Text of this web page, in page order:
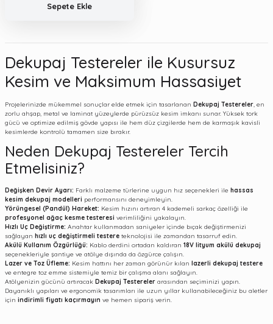
Sepete Ekle
Dekupaj Testereler ile Kusursuz
Kesim ve Maksimum Hassasiyet
Projelerinizde mükemmel sonuçlar elde etmek için tasarlanan Dekupaj Testereler , en
zorlu ahşap, metal ve laminat yüzeylerde pürüzsüz kesim imkanı sunar. Yüksek tork
gücü ve optimize edilmiş gövde yapısı ile hem düz çizgilerde hem de karmaşık kavisli
kesimlerde kontrolü tamamen size bırakır.
Neden Dekupaj Testereler Tercih
Etmelisiniz?
Değişken Devir Ayarı: Farklı malzeme türlerine uygun hız seçenekleri ile hassas
kesim dekupaj modelleri performansını deneyimleyin.
Yörüngesel (Pandül) Hareket: Kesim hızını artıran 4 kademeli sarkaç özelliği ile
profesyonel ağaç kesme testeresi verimliliğini yakalayın.
Hızlı Uç Değiştirme: Anahtar kullanmadan saniyeler içinde bıçak değiştirmenizi
sağlayan hızlı uç değiştirmeli testere teknolojisi ile zamandan tasarruf edin.
Akülü Kullanım Özgürlüğü: Kablo derdini ortadan kaldıran 18V lityum akülü dekupaj
seçenekleriyle şantiye ve atölye dışında da özgürce çalışın.
Lazer ve Toz Üfleme: Kesim hattını her zaman görünür kılan lazerli dekupaj testere
ve entegre toz emme sistemiyle temiz bir çalışma alanı sağlayın.
Atölyenizin gücünü artıracak Dekupaj Testereler arasından seçiminizi yapın.
Dayanıklı yapıları ve ergonomik tasarımları ile uzun yıllar kullanabileceğiniz bu aletler
için indirimli fiyatı kaçırmayın ve hemen sipariş verin.